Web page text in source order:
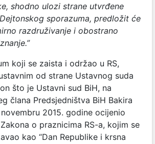
shodno ulozi strane utvrđene
sporazuma, predložit će
razdruživanje i obostrano
koji se zaista i održao u RS,
od strane Ustavnog suda
što je Ustavni sud BiH, na
člana Predsjedništva BiH Bakira
2015. godine ocijenio
o praznicima RS-a, kojim se
kao “Dan Republike i krsna